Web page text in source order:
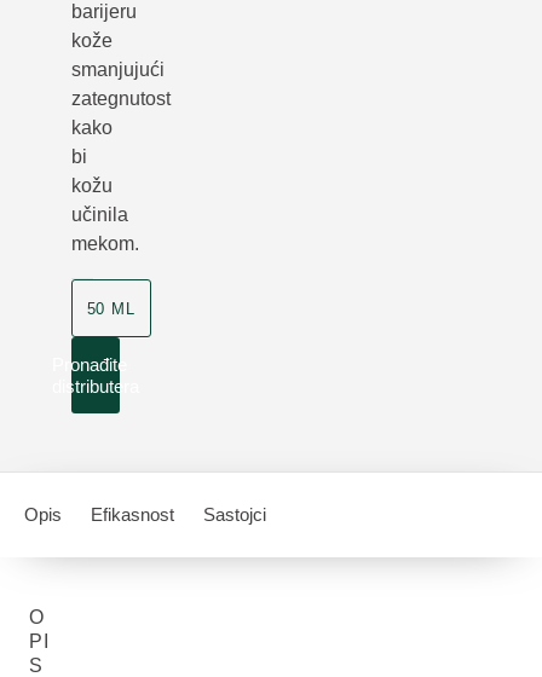
barijeru
kože
smanjujući
zategnutost
kako
bi
kožu
učinila
mekom.
50 ML
Pronađite
distributera
Opis Efikasnost Sastojci
O
PI
S